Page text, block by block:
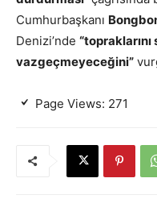
Cumhurbaşkanı
Denizi’nde
vazgeçmeyeceğini”
Page Views: 271